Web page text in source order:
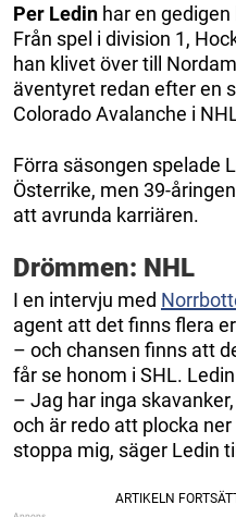
Per Ledin har en
Från spel i division 1,
han klivet över till
äventyret redan efter en
Colorado Avalanche i
Förra säsongen spelade
Österrike, men 39-
att avrunda karriären.
Drömmen: NHL
I en intervju med
agent att det finns flera
– och chansen finns att
får se honom i SHL.
– Jag har inga
och är redo att plocka
stoppa mig, säger Ledin till